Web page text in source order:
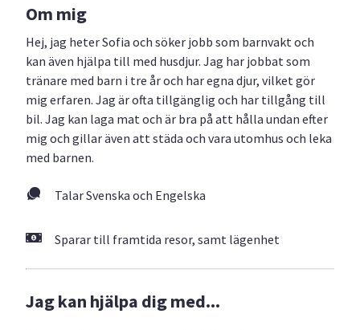
Om mig
Hej, jag heter Sofia och söker jobb som barnvakt och
kan även hjälpa till med husdjur. Jag har jobbat som
tränare med barn i tre år och har egna djur, vilket gör
mig erfaren. Jag är ofta tillgänglig och har tillgång till
bil. Jag kan laga mat och är bra på att hålla undan efter
mig och gillar även att städa och vara utomhus och leka
med barnen.
Talar Svenska och Engelska
Sparar till framtida resor, samt lägenhet
Jag kan hjälpa dig med...